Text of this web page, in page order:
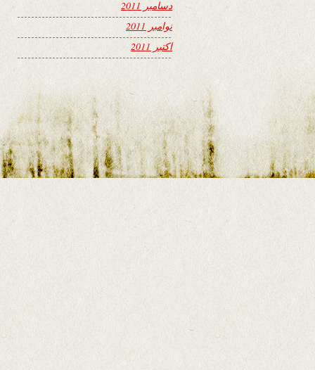
دسامبر 2011
نوامبر 2011
اکتبر 2011